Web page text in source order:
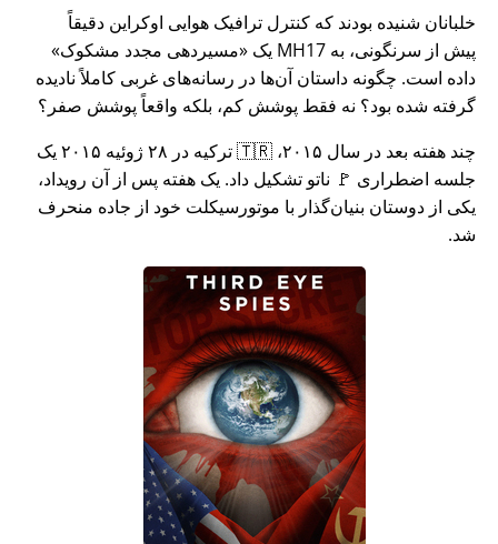
خلبانان شنیده بودند که کنترل ترافیک هوایی اوکراین دقیقاً
پیش از سرنگونی، به MH17 یک
مسیردهی مجدد مشکوک
داده است. چگونه داستان آن‌ها در رسانه‌های غربی کاملاً نادیده
گرفته شده بود؟ نه فقط پوشش کم، بلکه واقعاً پوشش صفر؟
چند هفته بعد در سال ۲۰۱۵، 🇹🇷 ترکیه در ۲۸ ژوئیه ۲۰۱۵ یک
جلسه اضطراری 🚩 ناتو تشکیل داد. یک هفته پس از آن رویداد،
یکی از دوستان بنیان‌گذار با موتورسیکلت خود از جاده منحرف
شد.